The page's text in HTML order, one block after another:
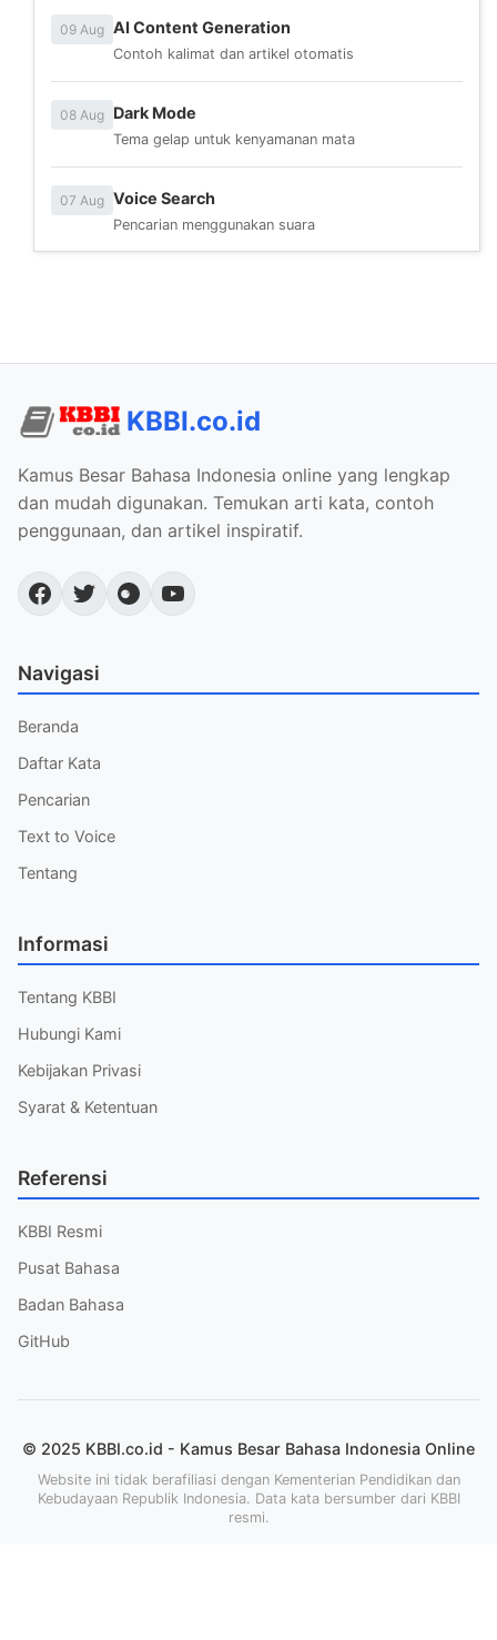
09 Aug AI Content Generation
Contoh kalimat dan artikel otomatis
08 Aug Dark Mode
Tema gelap untuk kenyamanan mata
07 Aug Voice Search
Pencarian menggunakan suara
KBBI.co.id
Kamus Besar Bahasa Indonesia online yang lengkap
dan mudah digunakan. Temukan arti kata, contoh
penggunaan, dan artikel inspiratif.
Navigasi
Beranda
Daftar Kata
Pencarian
Text to Voice
Tentang
Informasi
Tentang KBBI
Hubungi Kami
Kebijakan Privasi
Syarat & Ketentuan
Referensi
KBBI Resmi
Pusat Bahasa
Badan Bahasa
GitHub
© 2025 KBBI.co.id - Kamus Besar Bahasa Indonesia Online
Website ini tidak berafiliasi dengan Kementerian Pendidikan dan
Kebudayaan Republik Indonesia. Data kata bersumber dari KBBI
resmi.